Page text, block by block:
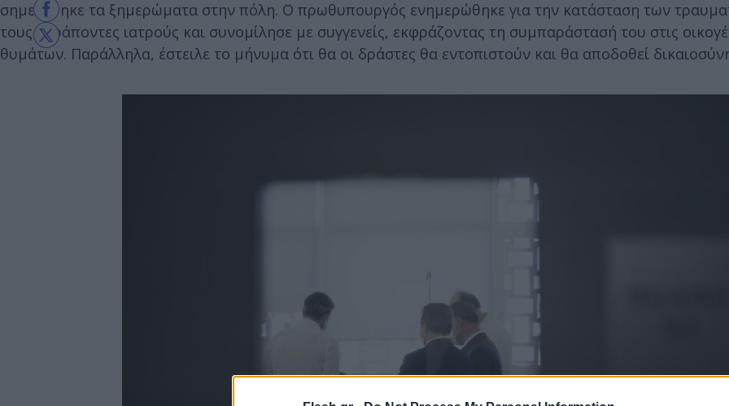
σημειώθηκε τα ξημερώματα στην πόλη. Ο πρωθυπουργός ενημερώθηκε για την κατάσταση των
τους θεράποντες ιατρούς και συνομίλησε με συγγενείς, εκφράζοντας τη συμπαράστασή του στις
θυμάτων. Παράλληλα, έστειλε το μήνυμα ότι θα οι δράστες θα εντοπιστούν και θα αποδοθεί